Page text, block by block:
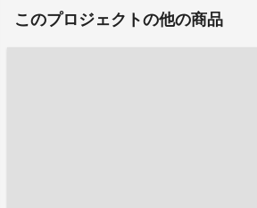
このプロジェクトの他の商品